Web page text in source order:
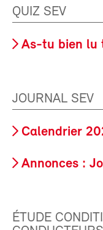
QUIZ SEV
As-tu bien lu
JOURNAL SEV
Calendrier
Annonces :
ÉTUDE